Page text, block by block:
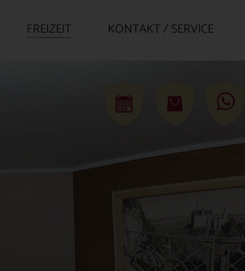
FREIZEIT KONTAKT / SERVICE